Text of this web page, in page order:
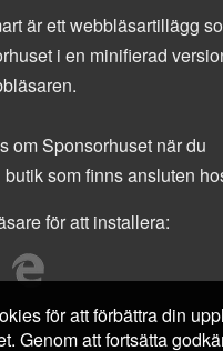
är ett webbläsartillägg
i en minifierad
om Sponsorhuset när du
som finns ansluten
för att installera:
för att förbättra din
Genom att fortsätta